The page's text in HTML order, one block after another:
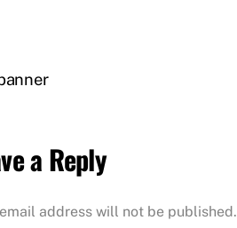
a Reply
address will not be published.